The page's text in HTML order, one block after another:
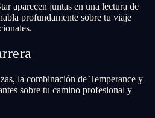
aparecen juntas en una lectura de
profundamente sobre tu viaje
la combinación de Temperance y
sobre tu camino profesional y